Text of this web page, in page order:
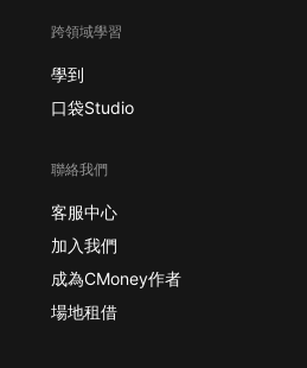
跨領域學習
學到
口袋Studio
聯絡我們
客服中心
加入我們
成為CMoney作者
場地租借